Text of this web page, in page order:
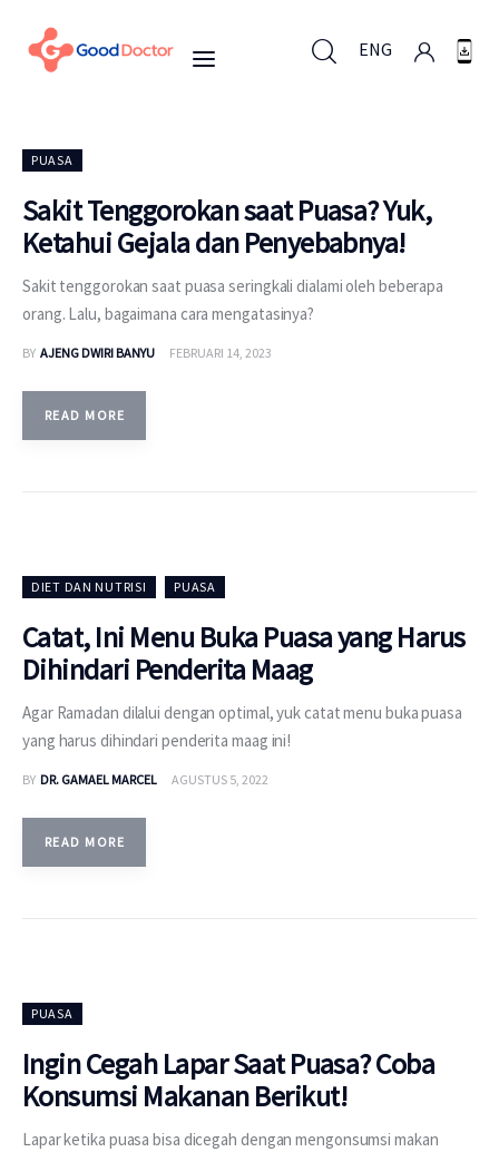
ENG
Untuk Bisnis
Untuk Anda
Mengapa Good Doctor
Berita
PUASA
Sakit Tenggorokan saat Puasa? Yuk,
Ketahui Gejala dan Penyebabnya!
Sakit tenggorokan saat puasa seringkali dialami oleh beberapa
orang. Lalu, bagaimana cara mengatasinya?
BY AJENG DWIRI BANYU FEBRUARI 14, 2023
READ MORE
DIET DAN NUTRISI PUASA
Catat, Ini Menu Buka Puasa yang Harus
Dihindari Penderita Maag
Agar Ramadan dilalui dengan optimal, yuk catat menu buka puasa
yang harus dihindari penderita maag ini!
BY DR. GAMAEL MARCEL AGUSTUS 5, 2022
READ MORE
PUASA
Ingin Cegah Lapar Saat Puasa? Coba
Konsumsi Makanan Berikut!
Lapar ketika puasa bisa dicegah dengan mengonsumsi makan